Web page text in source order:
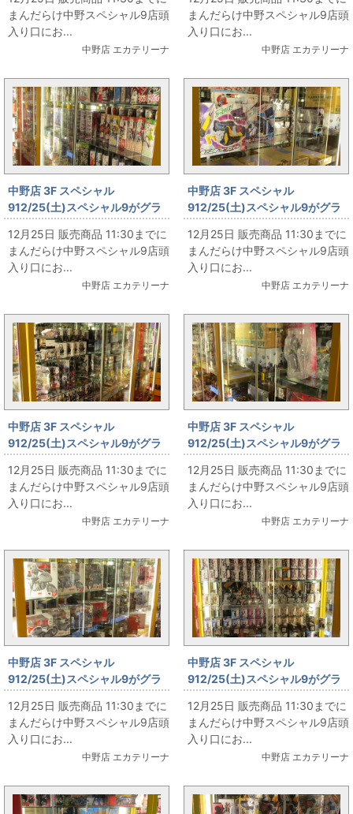
まんだらけ中野スペシャル9店頭
入り口にお...
中野店 エカテリーナ
まんだらけ中野スペシャル9店頭
入り口にお...
中野店 エカテリーナ
中野店 3F スペシャル
912/25(土)スペシャル9がグラ
ンドオープン‼ その47
12月25日 販売商品 11:30までに
まんだらけ中野スペシャル9店頭
入り口にお...
中野店 エカテリーナ
中野店 3F スペシャル
912/25(土)スペシャル9がグラ
ンドオープン‼ その46
12月25日 販売商品 11:30までに
まんだらけ中野スペシャル9店頭
入り口にお...
中野店 エカテリーナ
中野店 3F スペシャル
912/25(土)スペシャル9がグラ
ンドオープン‼ その45
12月25日 販売商品 11:30までに
まんだらけ中野スペシャル9店頭
入り口にお...
中野店 エカテリーナ
中野店 3F スペシャル
912/25(土)スペシャル9がグラ
ンドオープン‼ その44
12月25日 販売商品 11:30までに
まんだらけ中野スペシャル9店頭
入り口にお...
中野店 エカテリーナ
中野店 3F スペシャル
912/25(土)スペシャル9がグラ
ンドオープン‼ その43
12月25日 販売商品 11:30までに
まんだらけ中野スペシャル9店頭
入り口にお...
中野店 エカテリーナ
中野店 3F スペシャル
912/25(土)スペシャル9がグラ
ンドオープン‼ その42
12月25日 販売商品 11:30までに
まんだらけ中野スペシャル9店頭
入り口にお...
中野店 エカテリーナ